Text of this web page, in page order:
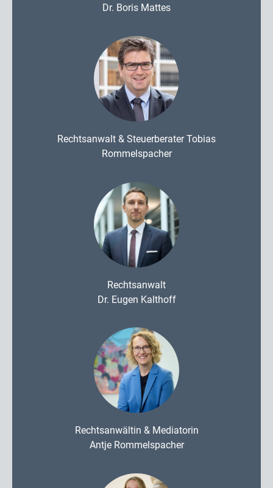
Dr. Boris Mattes
Rechtsanwalt & Steuerberater Tobias
Rommelspacher
Rechtsanwalt
Dr. Eugen Kalthoff
Rechtsanwältin & Mediatorin
Antje Rommelspacher